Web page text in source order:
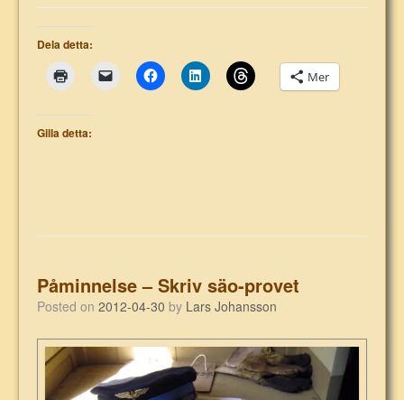
Dela detta:
Mer
Gilla detta:
Påminnelse – Skriv säo-provet
Posted on 2012-04-30 by Lars Johansson